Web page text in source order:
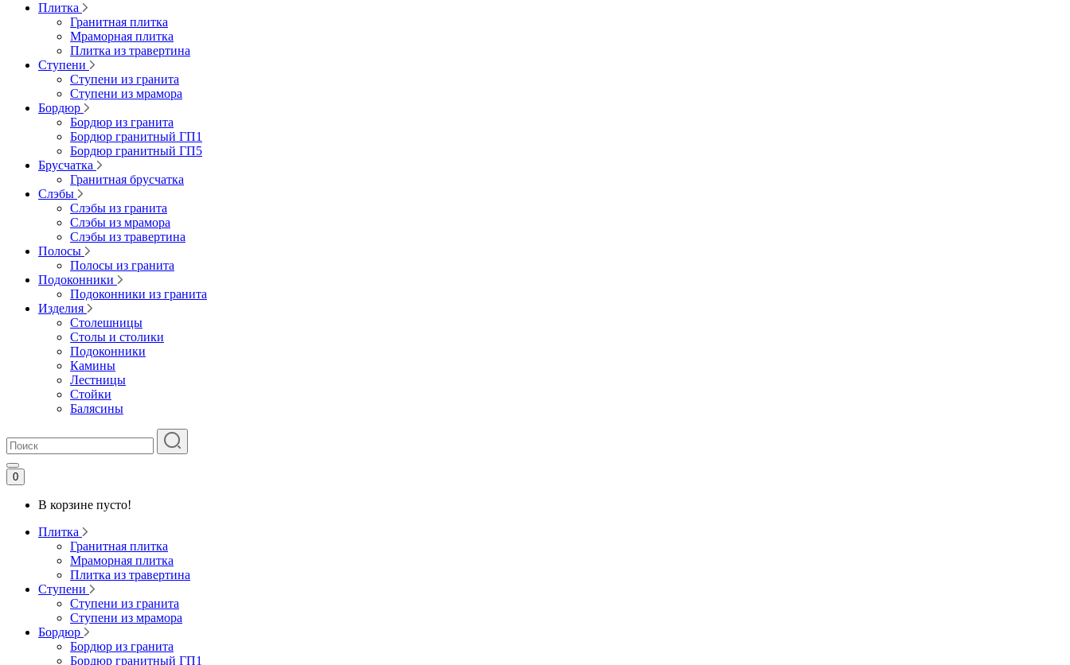
Плитка
Гранитная плитка
Мраморная плитка
Плитка из травертина
Ступени
Ступени из гранита
Ступени из мрамора
Бордюр
Бордюр из гранита
Бордюр гранитный ГП1
Бордюр гранитный ГП5
Брусчатка
Гранитная брусчатка
Слэбы
Слэбы из гранита
Слэбы из мрамора
Слэбы из травертина
Полосы
Полосы из гранита
Подоконники
Подоконники из гранита
Изделия
Столешницы
Столы и столики
Подоконники
Камины
Лестницы
Стойки
Балясины
0
В корзине пусто!
Плитка
Гранитная плитка
Мраморная плитка
Плитка из травертина
Ступени
Ступени из гранита
Ступени из мрамора
Бордюр
Бордюр из гранита
Бордюр гранитный ГП1